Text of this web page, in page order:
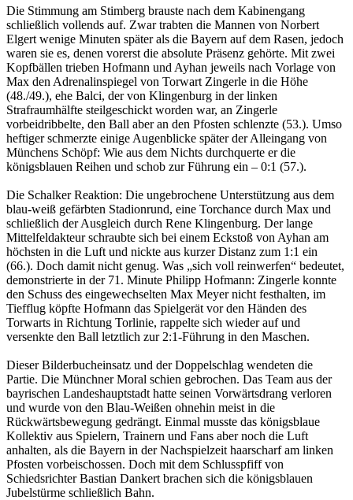
Die Stimmung am Stimberg brauste nach dem Kabinengang
schließlich vollends auf. Zwar trabten die Mannen von Norbert
Elgert wenige Minuten später als die Bayern auf dem Rasen, jedoch
waren sie es, denen vorerst die absolute Präsenz gehörte. Mit zwei
Kopfbällen trieben Hofmann und Ayhan jeweils nach Vorlage von
Max den Adrenalinspiegel von Torwart Zingerle in die Höhe
(48./49.), ehe Balci, der von Klingenburg in der linken
Strafraumhälfte steilgeschickt worden war, an Zingerle
vorbeidribbelte, den Ball aber an den Pfosten schlenzte (53.). Umso
heftiger schmerzte einige Augenblicke später der Alleingang von
Münchens Schöpf: Wie aus dem Nichts durchquerte er die
königsblauen Reihen und schob zur Führung ein – 0:1 (57.).
Die Schalker Reaktion: Die ungebrochene Unterstützung aus dem
blau-weiß gefärbten Stadionrund, eine Torchance durch Max und
schließlich der Ausgleich durch Rene Klingenburg. Der lange
Mittelfeldakteur schraubte sich bei einem Eckstoß von Ayhan am
höchsten in die Luft und nickte aus kurzer Distanz zum 1:1 ein
(66.). Doch damit nicht genug. Was „sich voll reinwerfen“ bedeutet,
demonstrierte in der 71. Minute Philipp Hofmann: Zingerle konnte
den Schuss des eingewechselten Max Meyer nicht festhalten, im
Tiefflug köpfte Hofmann das Spielgerät vor den Händen des
Torwarts in Richtung Torlinie, rappelte sich wieder auf und
versenkte den Ball letztlich zur 2:1-Führung in den Maschen.
Dieser Bilderbucheinsatz und der Doppelschlag wendeten die
Partie. Die Münchner Moral schien gebrochen. Das Team aus der
bayrischen Landeshauptstadt hatte seinen Vorwärtsdrang verloren
und wurde von den Blau-Weißen ohnehin meist in die
Rückwärtsbewegung gedrängt. Einmal musste das königsblaue
Kollektiv aus Spielern, Trainern und Fans aber noch die Luft
anhalten, als die Bayern in der Nachspielzeit haarscharf am linken
Pfosten vorbeischossen. Doch mit dem Schlusspfiff von
Schiedsrichter Bastian Dankert brachen sich die königsblauen
Jubelstürme schließlich Bahn.